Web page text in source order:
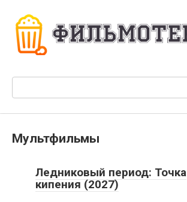
контенту
Мультфильмы
Ледниковый период: Точка
кипения (2027)